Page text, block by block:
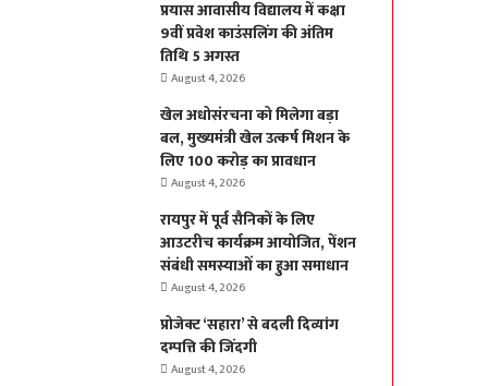
प्रयास आवासीय विद्यालय में कक्षा
9वीं प्रवेश काउंसलिंग की अंतिम
तिथि 5 अगस्त
August 4, 2026
खेल अधोसंरचना को मिलेगा बड़ा
बल, मुख्यमंत्री खेल उत्कर्ष मिशन के
लिए 100 करोड़ का प्रावधान
August 4, 2026
रायपुर में पूर्व सैनिकों के लिए
आउटरीच कार्यक्रम आयोजित, पेंशन
संबंधी समस्याओं का हुआ समाधान
August 4, 2026
प्रोजेक्ट ‘सहारा’ से बदली दिव्यांग
दम्पत्ति की जिंदगी
August 4, 2026